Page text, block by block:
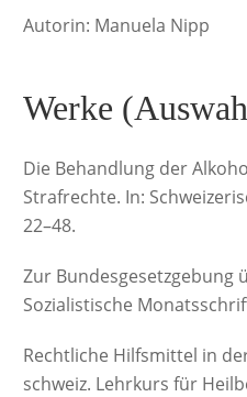
Autorin: Manuela Nipp
Werke
Die Behandlung der
Strafrechte. In:
22–48.
Zur Bundesgesetzgebung
Sozialistische
Rechtliche Hilfsmittel in
schweiz. Lehrkurs für